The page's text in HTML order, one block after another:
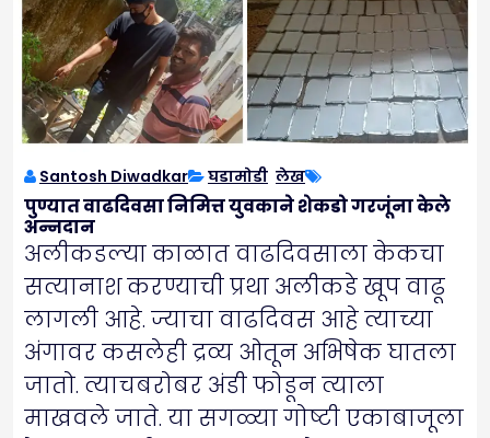
Santosh Diwadkar घडामोडी लेख
पुण्यात वाढदिवसा निमित्त युवकाने शेकडो गरजूंना केले
अन्नदान
अलीकडल्या काळात वाढदिवसाला केकचा
सत्यानाश करण्याची प्रथा अलीकडे खूप वाढू
लागली आहे. ज्याचा वाढदिवस आहे त्याच्या
अंगावर कसलेही द्रव्य ओतून अभिषेक घातला
जातो. त्याचबरोबर अंडी फोडून त्याला
माखवले जाते. या सगळ्या गोष्टी एकाबाजूला